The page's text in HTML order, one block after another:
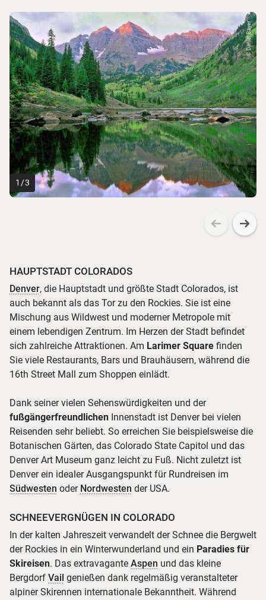
© Daniel Bayer
1 /3
HAUPTSTADT COLORADOS
Denver, die Hauptstadt und größte Stadt Colorados, ist
auch bekannt als das Tor zu den Rockies. Sie ist eine
Mischung aus Wildwest und moderner Metropole mit
einem lebendigen Zentrum. Im Herzen der Stadt befindet
sich zahlreiche Attraktionen. Am Larimer Square finden
Sie viele Restaurants, Bars und Brauhäusern, während die
16th Street Mall zum Shoppen einlädt.
Dank seiner vielen Sehenswürdigkeiten und der
fußgängerfreundlichen Innenstadt ist Denver bei vielen
Reisenden sehr beliebt. So erreichen Sie beispielsweise die
Botanischen Gärten, das Colorado State Capitol und das
Denver Art Museum ganz leicht zu Fuß. Nicht zuletzt ist
Denver ein idealer Ausgangspunkt für Rundreisen im
Südwesten oder Nordwesten der USA.
SCHNEEVERGNÜGEN IN COLORADO
In der kalten Jahreszeit verwandelt der Schnee die Bergwelt
der Rockies in ein Winterwunderland und ein Paradies für
Skireisen. Das extravagante Aspen und das kleine
Bergdorf Vail genießen dank regelmäßig veranstalteter
alpiner Skirennen internationale Bekanntheit. Während